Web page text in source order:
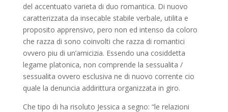
del accentuato varieta di duo romantica. Di nuovo
caratterizzata da insecable stabile verbale, utilita e
proposito apprensivo, pero non ed intenso da coloro
che razza di sono coinvolti che razza di romantici
ovvero piu di un’amicizia. Essendo una cosiddetta
legame platonica, non comprende la sessualita /
sessualita ovvero esclusiva ne di nuovo corrente cio
quale la denuncia addirittura organizzata in giro.
Che tipo di ha risoluto Jessica a segno: “le relazioni